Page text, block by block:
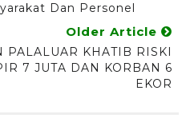
Dan Personel
Older Article
KHATIB RISKI
7 JUTA DAN KORBAN 6
EKOR